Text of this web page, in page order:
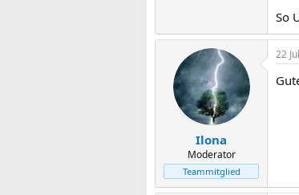
So
Ilona
Moderator
Teammitglied
22